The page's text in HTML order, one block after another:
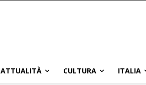
ATTUALITÀ CULTURA ITALIA